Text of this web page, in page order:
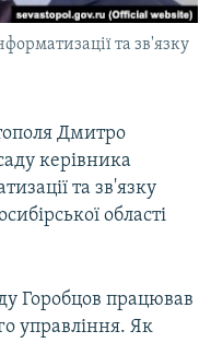
та зв'язку
Дмитро
керівника
та зв'язку
області
Горобцов працював
управління. Як